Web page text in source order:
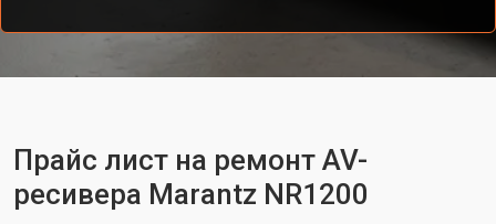
Прайс лист на ремонт AV-
ресивера Marantz NR1200